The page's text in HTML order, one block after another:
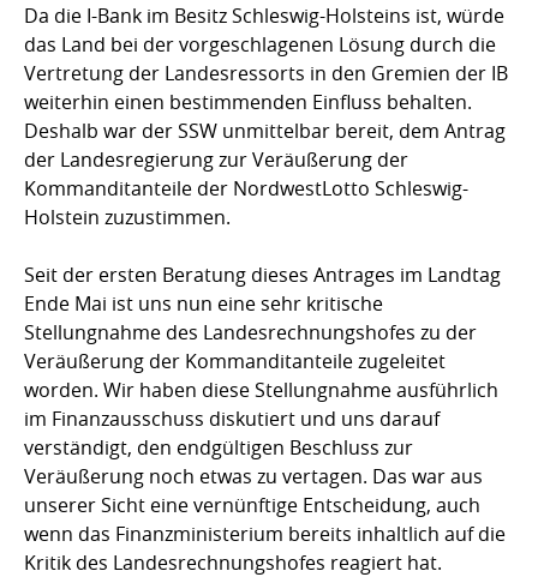
Da die I-Bank im Besitz Schleswig-Holsteins ist, würde
das Land bei der vorgeschlagenen Lösung durch die
Vertretung der Landesressorts in den Gremien der IB
weiterhin einen bestimmenden Einfluss behalten.
Deshalb war der SSW unmittelbar bereit, dem Antrag
der Landesregierung zur Veräußerung der
Kommanditanteile der NordwestLotto Schleswig-
Holstein zuzustimmen.
Seit der ersten Beratung dieses Antrages im Landtag
Ende Mai ist uns nun eine sehr kritische
Stellungnahme des Landesrechnungshofes zu der
Veräußerung der Kommanditanteile zugeleitet
worden. Wir haben diese Stellungnahme ausführlich
im Finanzausschuss diskutiert und uns darauf
verständigt, den endgültigen Beschluss zur
Veräußerung noch etwas zu vertagen. Das war aus
unserer Sicht eine vernünftige Entscheidung, auch
wenn das Finanzministerium bereits inhaltlich auf die
Kritik des Landesrechnungshofes reagiert hat.